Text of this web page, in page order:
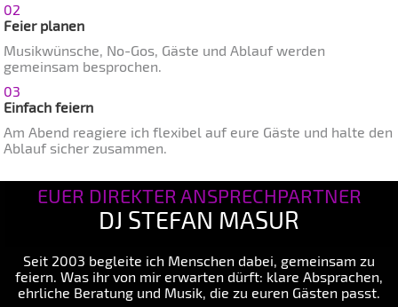
02
Feier planen
Musikwünsche, No-Gos, Gäste und Ablauf werden
gemeinsam besprochen.
03
Einfach feiern
Am Abend reagiere ich flexibel auf eure Gäste und halte den
Ablauf sicher zusammen.
EUER DIREKTER ANSPRECHPARTNER
DJ STEFAN MASUR
Seit 2003 begleite ich Menschen dabei, gemeinsam zu
feiern. Was ihr von mir erwarten dürft: klare Absprachen,
ehrliche Beratung und Musik, die zu euren Gästen passt.